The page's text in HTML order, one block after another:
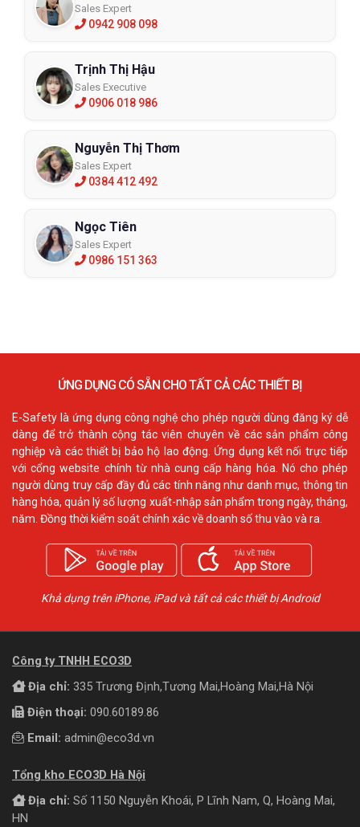
Sales Expert
0942 908 098
Trịnh Thị Hậu
Sales Executive
0906 018 986
Nguyễn Thị Thơm
Sales Expert
0384 412 492
Ngọc Tiên
Sales Expert
0986 151 363
ỨNG DỤNG CÓ SẴN CHO TẤT CẢ CÁC THIẾT BỊ
E-Safety là ứng dụng công nghệ cho phép người dùng đăng ký dễ
dàng để trở thành cộng tác viên chuyên về các sản phẩm công
nghiệp và các thiết bị bảo hộ lao động. Ứng dụng kết nối trực tiếp
với cổng website chính từ nhà cung cấp hàng hóa. Nó cho phép
người dùng truy cấp đầy đủ các tính năng như danh mục, thông tin
hàng hóa, quản lý số lượng xuất-nhập sản phẩm trong ngày, tháng,
năm. Đồng thời kiểm soát chính xác về doanh số thu vào và ra.
Khả dụng trên iPhone, iPad và tất cả các thiết bị Android
Công ty TNHH ECO3D
Địa chỉ: 335 Trương Định,Tương Mai,Hoàng Mai,Hà Nội
Điện thoại: 090.60189.86
Email: admin@eco3d.vn
Tổng kho ECO3D Hà Nội
Địa chỉ: Số 1150 Nguyễn Khoái, P Lĩnh Nam, Q, Hoàng Mai,
HN